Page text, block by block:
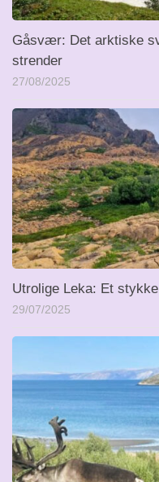
Gåsvær: Det arktiske
strender
27/08/2025
Utrolige Leka: Et
29/07/2025